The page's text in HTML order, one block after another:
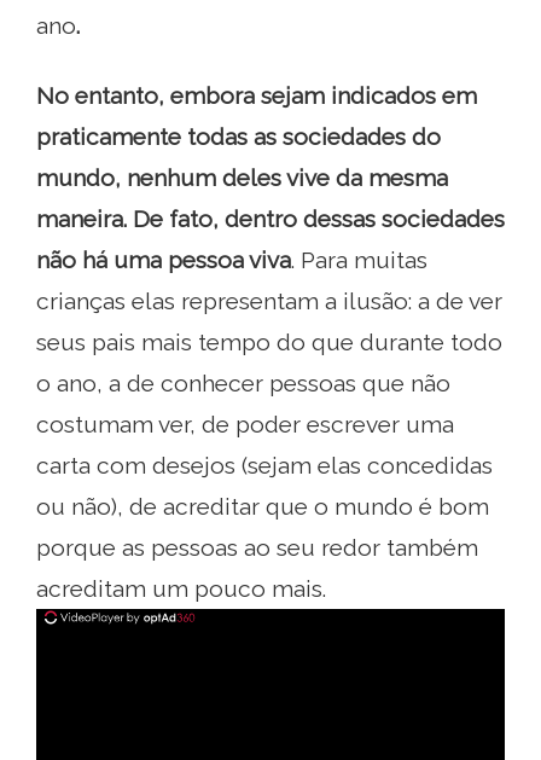
ano.
No entanto, embora sejam indicados em
praticamente todas as sociedades do
mundo, nenhum deles vive da mesma
maneira. De fato, dentro dessas sociedades
não há uma pessoa viva. Para muitas
crianças elas representam a ilusão: a de ver
seus pais mais tempo do que durante todo
o ano, a de conhecer pessoas que não
costumam ver, de poder escrever uma
carta com desejos (sejam elas concedidas
ou não), de acreditar que o mundo é bom
porque as pessoas ao seu redor também
acreditam um pouco mais.